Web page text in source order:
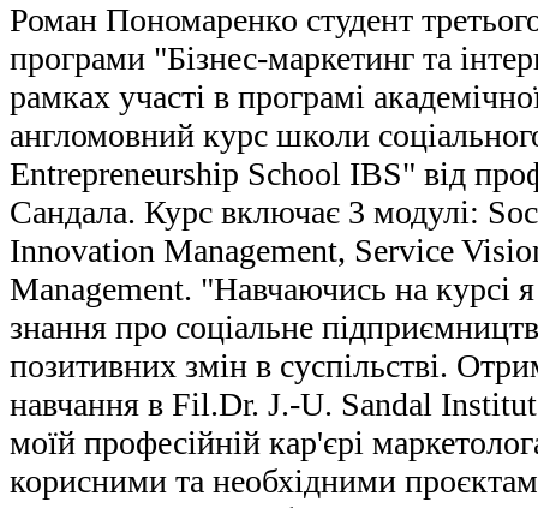
Роман Пономаренко студент
програми "Бізнес-маркетинг та
рамках участі в програмі
англомовний курс школи
Entrepreneurship School IBS" від
Сандала. Курс включає 3 модулі:
Innovation Management, Service
Management. "Навчаючись на курсі
знання про соціальне
позитивних змін в суспільстві.
навчання в Fil.Dr. J.-U. Sandal
моїй професійній кар'єрі
корисними та необхідними